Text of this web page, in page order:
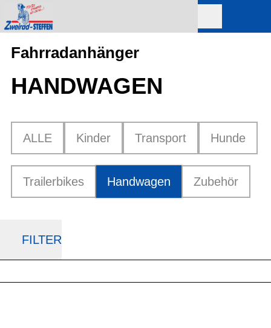
Fahrradanhänger
HANDWAGEN
ALLE Kinder Transport Hunde
Trailerbikes Handwagen Zubehör
FILTER